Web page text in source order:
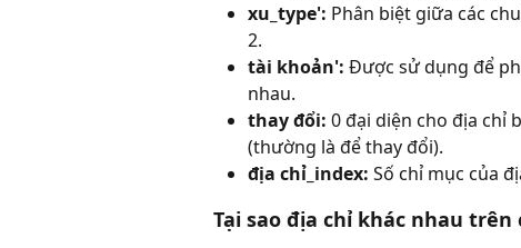
xu_type': Phân biệt giữa các
2.
tài khoản': Được sử dụng để
nhau.
thay đổi: 0 đại diện cho địa chỉ
(thường là để thay đổi).
địa chỉ_index: Số chỉ mục của
Tại sao địa chỉ khác nhau